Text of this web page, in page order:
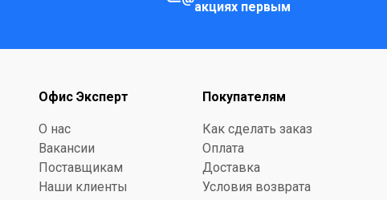
акциях первым
Офис Эксперт
О нас
Вакансии
Поставщикам
Наши клиенты
Покупателям
Как сделать заказ
Оплата
Доставка
Условия возврата